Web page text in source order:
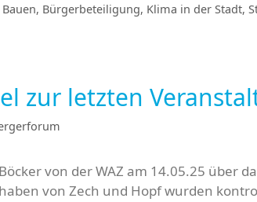
Bauen, Bürgerbeteiligung, Klima in der Stadt,
zur letzten
von der WAZ am 14.05.25 über
von Zech und Hopf wurden